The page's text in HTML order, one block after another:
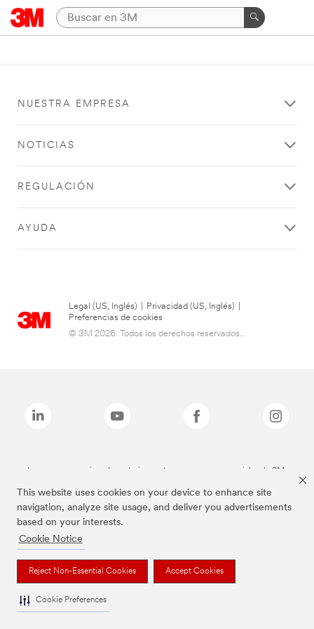
This website uses cookies on your device to enhance site
navigation, analyze site usage, and deliver you advertisements
based on your interests.
Cookie Notice
Reject Non-Essential Cookies Accept Cookies
Cookie Preferences
NUESTRA EMPRESA
NOTICIAS
REGULACIÓN
AYUDA
Legal (US, Inglés) Privacidad (US, Inglés)
Preferencias de cookies
© 3M 2026. Todos los derechos reservados..
Las marcas mencionadas anteriormente son marcas comerciales de 3M.